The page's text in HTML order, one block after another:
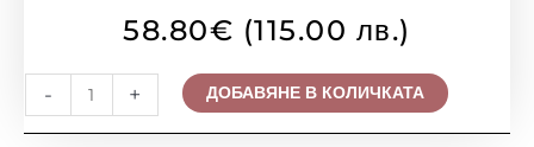
58.80€ (115.00 лв.)
-
количество
за
ПОЛИЛЕЙ
+ ДОБАВЯНЕ В КОЛИЧКАТА